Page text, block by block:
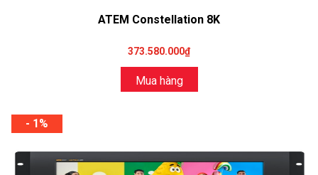
ATEM Constellation 8K
373.580.000₫
Mua hàng
- 1%